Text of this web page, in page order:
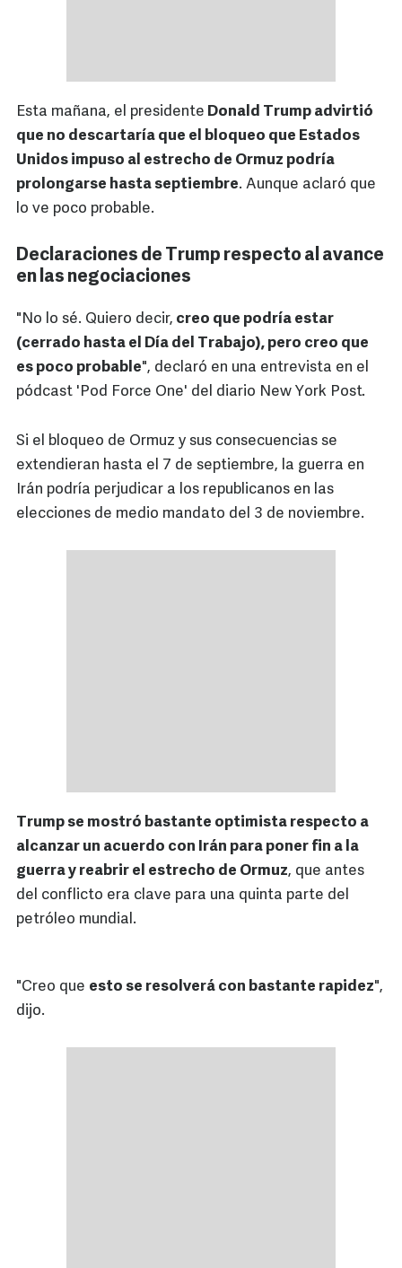
Esta mañana, el presidente Donald Trump advirtió
que no descartaría que el bloqueo que Estados
Unidos impuso al estrecho de Ormuz podría
prolongarse hasta septiembre. Aunque aclaró que
lo ve poco probable.
Declaraciones de Trump respecto al avance
en las negociaciones
"No lo sé. Quiero decir, creo que podría estar
(cerrado hasta el Día del Trabajo), pero creo que
es poco probable", declaró en una entrevista en el
pódcast 'Pod Force One' del diario New York Post.
Si el bloqueo de Ormuz y sus consecuencias se
extendieran hasta el 7 de septiembre, la guerra en
Irán podría perjudicar a los republicanos en las
elecciones de medio mandato del 3 de noviembre.
Trump se mostró bastante optimista respecto a
alcanzar un acuerdo con Irán para poner fin a la
guerra y reabrir el estrecho de Ormuz, que antes
del conflicto era clave para una quinta parte del
petróleo mundial.
"Creo que esto se resolverá con bastante rapidez",
dijo.